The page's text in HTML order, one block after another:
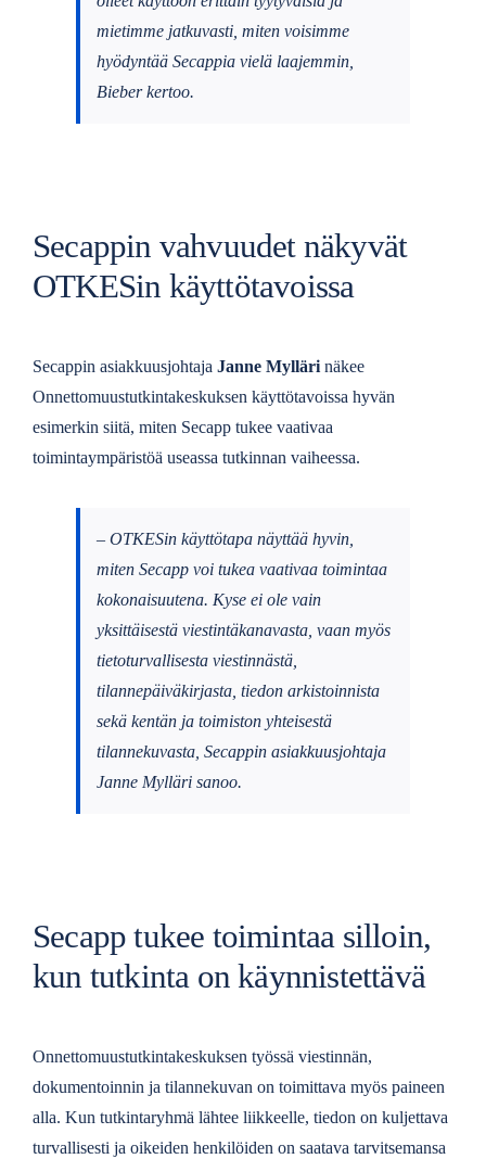
mietimme jatkuvasti, miten voisimme
hyödyntää Secappia vielä laajemmin,
Bieber kertoo.
Secappin vahvuudet näkyvät
OTKESin käyttötavoissa
Secappin asiakkuusjohtaja Janne Myllärinäkee
Onnettomuustutkintakeskuksen käyttötavoissa hyvän
esimerkin siitä, miten Secapp tukee vaativaa
toimintaympäristöä useassa tutkinnan vaiheessa.
– OTKESin käyttötapa näyttää hyvin,
miten Secapp voi tukea vaativaa toimintaa
kokonaisuutena. Kyse ei ole vain
yksittäisestä viestintäkanavasta, vaan myös
tietoturvallisesta viestinnästä,
tilannepäiväkirjasta, tiedon arkistoinnista
sekä kentän ja toimiston yhteisestä
tilannekuvasta, Secappin asiakkuusjohtaja
Janne Mylläri sanoo.
Secapp tukee toimintaa silloin,
kun tutkinta on käynnistettävä
Onnettomuustutkintakeskuksen työssä viestinnän,
dokumentoinnin ja tilannekuvan on toimittava myös paineen
alla. Kun tutkintaryhmä lähtee liikkeelle, tiedon on kuljettava
turvallisesti ja oikeiden henkilöiden on saatava tarvitsemansa